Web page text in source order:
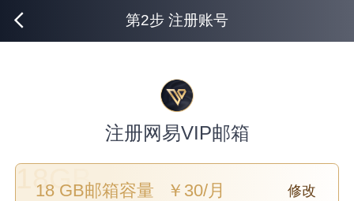
第2步 注册账号
注册网易VIP邮箱
18 GB邮箱容量 ￥ 30/月 修改
18GB